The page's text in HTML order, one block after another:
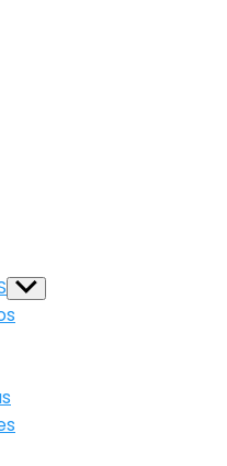
Show
sub
menu